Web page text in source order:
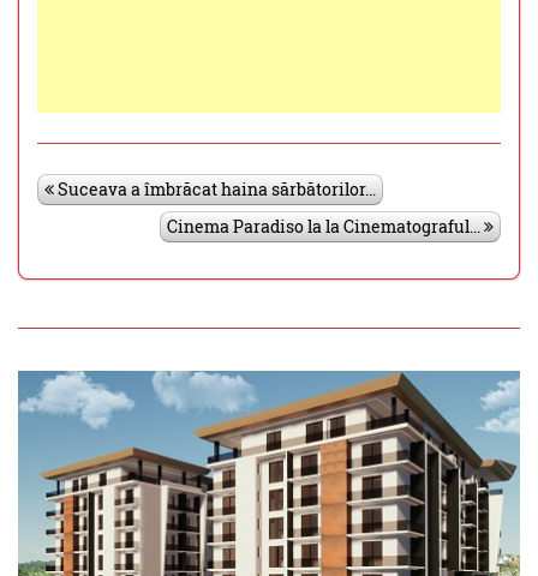
Suceava a îmbrăcat haina sărbătorilor...
Cinema Paradiso la la Cinematograful...